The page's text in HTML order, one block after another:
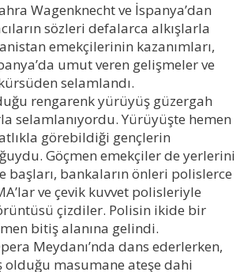
Wagenknecht ve İspanya’dan
sözleri defalarca alkışlarla
emekçilerinin kazanımları,
umut veren gelişmeler ve
selamlandı.
rengarenk yürüyüş güzergah
selamlanıyordu. Yürüyüşte hemen
görebildiği gençlerin
Göçmen emekçiler de yerlerini
başları, bankaların önleri polislerce
ve çevik kuvvet polisleriyle
çizdiler. Polisin ikide bir
bitiş alanına gelindi.
Meydanı’nda dans ederlerken,
olduğu masumane ateşe dahi